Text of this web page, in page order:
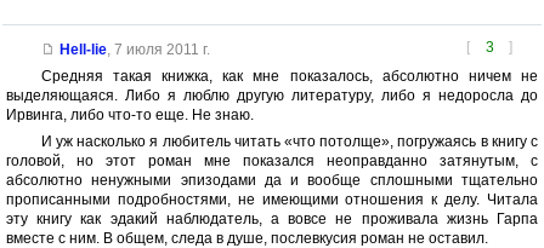
[ 3 ]
Hell-lie, 7 июля 2011 г.
Средняя такая книжка, как мне показалось, абсолютно ничем не
выделяющаяся. Либо я люблю другую литературу, либо я недоросла до
Ирвинга, либо что-то еще. Не знаю.
И уж насколько я любитель читать «что потолще», погружаясь в книгу с
головой, но этот роман мне показался неоправданно затянутым, с
абсолютно ненужными эпизодами да и вообще сплошными тщательно
прописанными подробностями, не имеющими отношения к делу. Читала
эту книгу как эдакий наблюдатель, а вовсе не проживала жизнь Гарпа
вместе с ним. В общем, следа в душе, послевкусия роман не оставил.